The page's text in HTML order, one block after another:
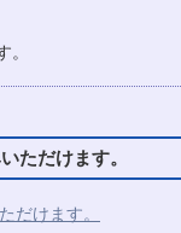
ただけます。
だけます。